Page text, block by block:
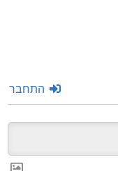
התחבר